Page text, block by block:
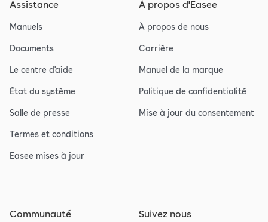
Assistance
Manuels
Documents
Le centre d'aide
État du système
Salle de presse
Termes et conditions
Easee mises à jour
À propos d'Easee
À propos de nous
Carrière
Manuel de la marque
Politique de confidentialité
Mise à jour du consentement
Communauté Suivez nous